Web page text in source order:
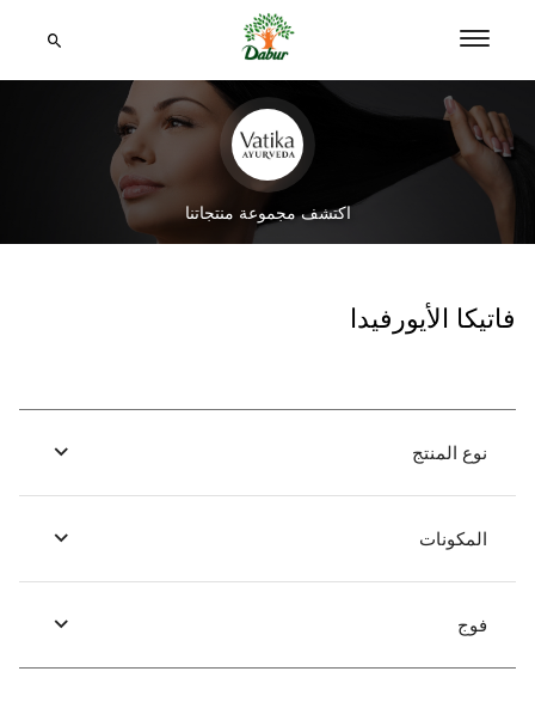
اكتشف مجموعة منتجاتنا
فاتيكا الأيورفيدا
نوع المنتج
المكونات
فوج